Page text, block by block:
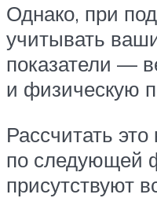
Однако, при
учитывать
показатели —
и физическую
Рассчитать
по следующей
присутствуют